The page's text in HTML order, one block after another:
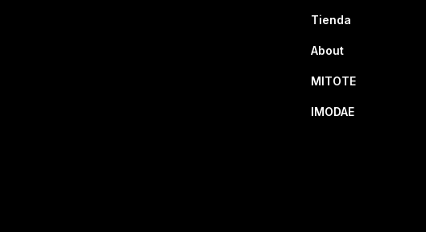
Tienda
About
MITOTE
IMODAE